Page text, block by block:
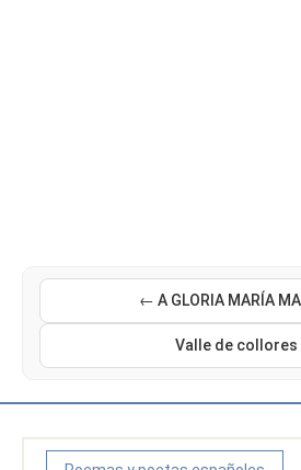
← A GLORIA MARÍA
Valle de